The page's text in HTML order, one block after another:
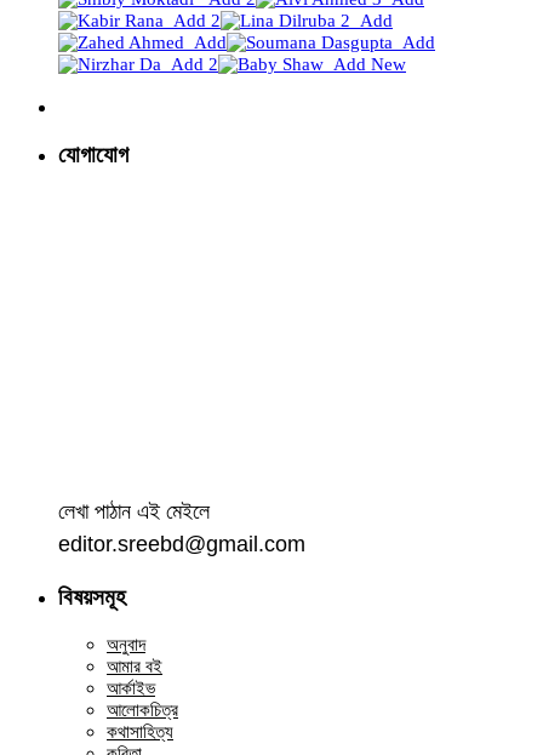
যোগাযোগ
লেখা পাঠান এই মেইলে
editor.sreebd@gmail.com
বিষয়সমূহ
অনুবাদ
আমার বই
আর্কাইভ
আলোকচিত্র
কথাসাহিত্য